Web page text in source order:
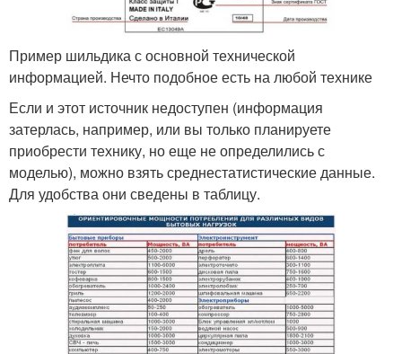
Пример шильдика с основной технической
информацией. Нечто подобное есть на любой технике
Если и этот источник недоступен (информация
затерлась, например, или вы только планируете
приобрести технику, но еще не определились с
моделью), можно взять среднестатистические данные.
Для удобства они сведены в таблицу.